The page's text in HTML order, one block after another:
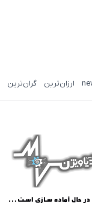
ارزان‌ترین گران‌ترین